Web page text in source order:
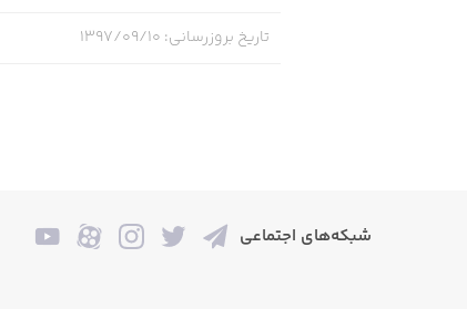
تاریخ بروزرسانی: ۱۳۹۷/۰۹/۱۰
شبکه‌های اجتماعی